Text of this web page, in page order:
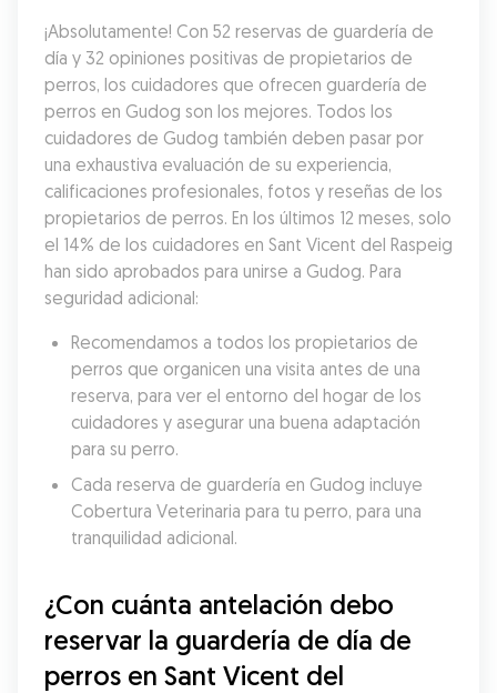
¡Absolutamente! Con 52 reservas de guardería de
día y 32 opiniones positivas de propietarios de
perros, los cuidadores que ofrecen guardería de
perros en Gudog son los mejores. Todos los
cuidadores de Gudog también deben pasar por
una exhaustiva evaluación de su experiencia,
calificaciones profesionales, fotos y reseñas de los
propietarios de perros. En los últimos 12 meses, solo
el 14% de los cuidadores en Sant Vicent del Raspeig
han sido aprobados para unirse a Gudog. Para
seguridad adicional:
Recomendamos a todos los propietarios de
perros que organicen una visita antes de una
reserva, para ver el entorno del hogar de los
cuidadores y asegurar una buena adaptación
para su perro.
Cada reserva de guardería en Gudog incluye
Cobertura Veterinaria para tu perro, para una
tranquilidad adicional.
¿Con cuánta antelación debo
reservar la guardería de día de
perros en Sant Vicent del